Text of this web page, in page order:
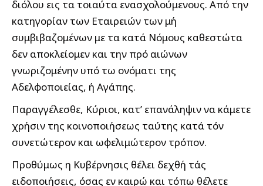
διόλου εις τα τοιαύτα ενασχολούμενους. Από την
κατηγορίαν των Εταιρειών των μή
συμβιβαζομένων με τα κατά Νόμους καθεστώτα
δεν αποκλείομεν και την πρό αιώνων
γνωριζομένην υπό τω ονόματι της
Αδελφοποιείας, ή Αγάπης.
Παραγγέλεσθε, Κύριοι, κατ’ επανάληψιν να κάμετε
χρήσιν της κοινοποιήσεως ταύτης κατά τόν
συνετώτερον και ωφελιμώτερον τρόπον.
Προθύμως η Κυβέρνησις θέλει δεχθή τάς
ειδοποιήσεις, όσας εν καιρώ και τόπω θέλετε